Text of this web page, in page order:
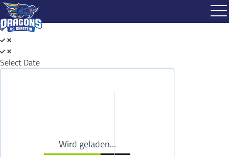
Select Date
Wird geladen...